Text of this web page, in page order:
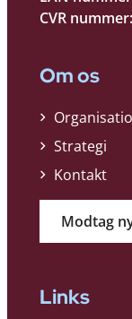
CVR nummer:
Om os
Strategi
Kontakt
Modtag
Links